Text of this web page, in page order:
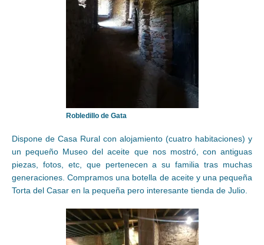
Robledillo de Gata
Dispone de Casa Rural con alojamiento (cuatro habitaciones) y
un pequeño Museo del aceite que nos mostró, con antiguas
piezas, fotos, etc, que pertenecen a su familia tras muchas
generaciones. Compramos una botella de aceite y una pequeña
Torta del Casar en la pequeña pero interesante tienda de Julio.